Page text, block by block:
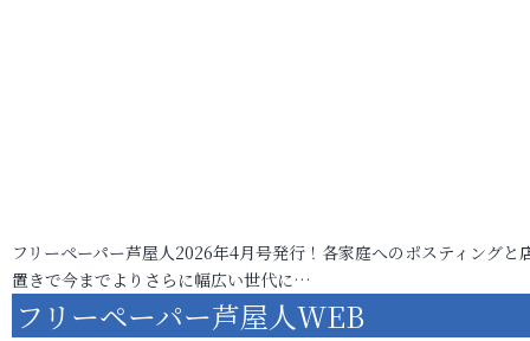
フリーペーパー芦屋人2026年4月号発行！各家庭へのポスティングと
置きで今までよりさらに幅広い世代に…
フリーペーパー芦屋人WEB